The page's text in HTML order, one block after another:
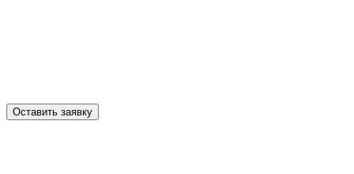
Оставить заявку